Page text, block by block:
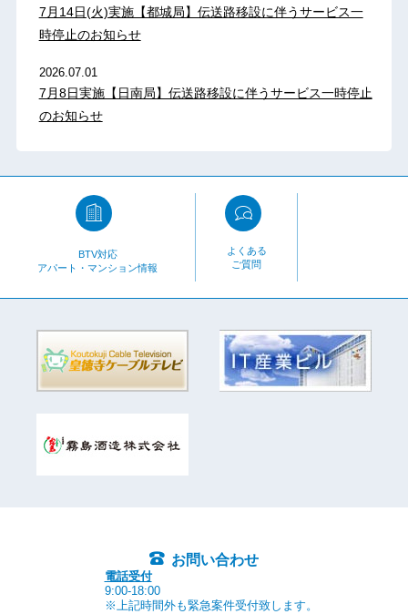
7月14日(火)実施【都城局】伝送路移設に伴うサービス一
時停止のお知らせ
2026.07.01
7月8日実施【日南局】伝送路移設に伴うサービス一時停止
のお知らせ
BTV対応
アパート・マンション情報
よくある
ご質問
お問い合わせ
電話受付
9:00-18:00
※上記時間外も緊急案件受付致します。